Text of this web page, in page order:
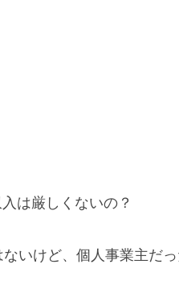
は厳しくないの？
いけど、個人事業主だ